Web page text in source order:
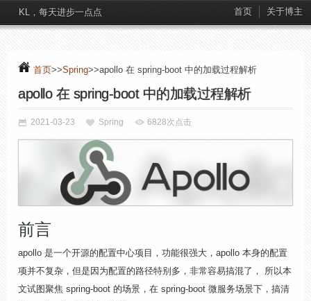
KL，每天进步一点点 首页 关于博主
首页>>Spring>>apollo 在 spring-boot 中的加载过程解析
apollo 在 spring-boot 中的加载过程解析
2021-03-23 Spring 6828次点击
前言
apollo 是一个开源的配置中心项目，功能很强大，apollo 本身的配置
项并不复杂，但是因为配置的路径特别多，非常容易搞混了， 所以本
文试图聚焦 spring-boot 的场景，在 spring-boot 微服务场景下，搞清